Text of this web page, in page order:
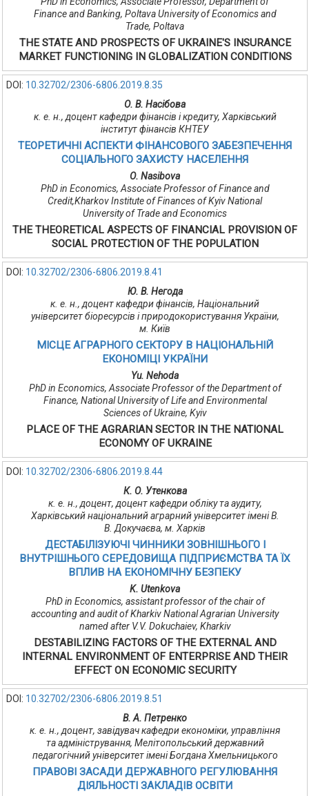
Finance and Banking, Poltava University of Economics and
Trade, Poltava
THE STATE AND PROSPECTS OF UKRAINE'S INSURANCE
MARKET FUNCTIONING IN GLOBALIZATION CONDITIONS
DOI: 10.32702/2306-6806.2019.8.35
О. В. Насібова
к. е. н., доцент кафедри фінансів і кредиту, Харківський
інститут фінансів КНТЕУ
ТЕОРЕТИЧНІ АСПЕКТИ ФІНАНСОВОГО ЗАБЕЗПЕЧЕННЯ
СОЦІАЛЬНОГО ЗАХИСТУ НАСЕЛЕННЯ
О. Nasibovа
PhD in Economics, Associate Professor of Finance and
Credit,Kharkov Institute of Finances of Kyiv National
University of Trade and Economics
THE THEORETICAL ASPECTS OF FINANCIAL PROVISION OF
SOCIAL PROTECTION OF THE POPULATION
DOI: 10.32702/2306-6806.2019.8.41
Ю. В. Негода
к. е. н., доцент кафедри фінансів, Національний
університет біоресурсів і природокористування України,
м. Київ
МІСЦЕ АГРАРНОГО СЕКТОРУ В НАЦІОНАЛЬНІЙ
ЕКОНОМІЦІ УКРАЇНИ
Yu. Nehoda
PhD in Economics, Associate Professor of the Department of
Finance, National University of Life and Environmental
Sciences of Ukraine, Kyiv
PLACE OF THE AGRARIAN SECTOR IN THE NATIONAL
ECONOMY OF UKRAINE
DOI: 10.32702/2306-6806.2019.8.44
К. О. Утенкова
к. е. н., доцент, доцент кафедри обліку та аудиту,
Харківський національний аграрний університет імені В.
В. Докучаєва, м. Харків
ДЕСТАБІЛІЗУЮЧІ ЧИННИКИ ЗОВНІШНЬОГО І
ВНУТРІШНЬОГО СЕРЕДОВИЩА ПІДПРИЄМСТВА ТА ЇХ
ВПЛИВ НА ЕКОНОМІЧНУ БЕЗПЕКУ
K. Utenkova
PhD in Economics, assistant professor of the chair of
accounting and audit of Kharkiv National Agrarian University
named after V.V. Dokuchaiev, Kharkiv
DESTAВILIZING FACTORS OF THE EXTERNAL AND
INTERNAL ENVIRONMENT OF ENTERPRISE AND THEIR
EFFECT ON ECONOMIC SECURITY
DOI: 10.32702/2306-6806.2019.8.51
В. А. Петренко
к. е. н., доцент, завідувач кафедри економіки, управління
та адміністрування, Мелітопольський державний
педагогічний університет імені Богдана Хмельницького
ПРАВОВІ ЗАСАДИ ДЕРЖАВНОГО РЕГУЛЮВАННЯ
ДІЯЛЬНОСТІ ЗАКЛАДІВ ОСВІТИ